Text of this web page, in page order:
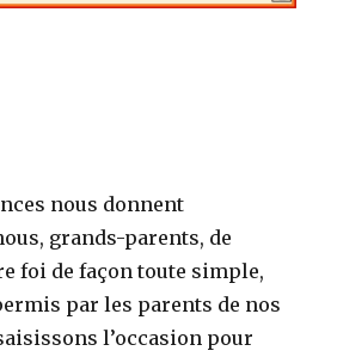
nous donnent
grands-parents, de
foi de façon toute simple,
par les parents de nos
l’occasion pour